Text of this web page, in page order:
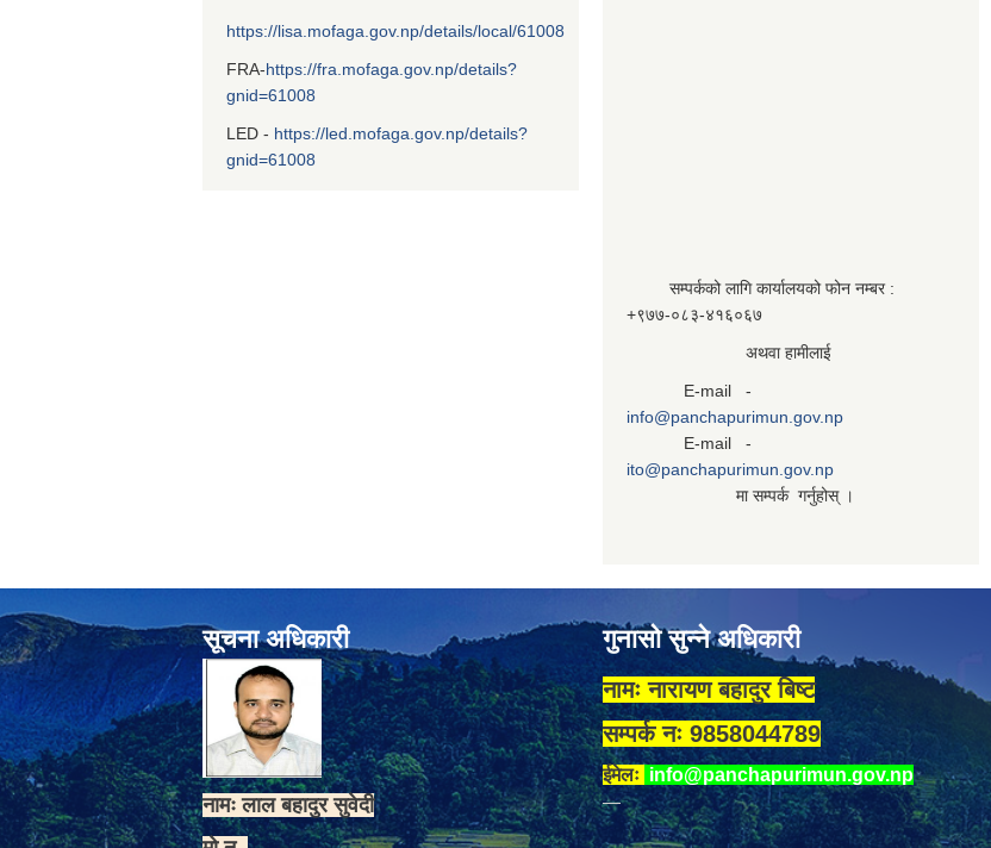
https://lisa.mofaga.gov.np/details/local/61008
FRA-https://fra.mofaga.gov.np/details?
gnid=61008
LED - https://led.mofaga.gov.np/details?
gnid=61008
सम्पर्कको लागि कार्यालयको फोन नम्बर :
+९७७-०८३‍-४१६०६७
अथवा हामीलाई
E-mail -
info@panchapurimun.gov.np
E-mail -
ito@panchapurimun.gov.np
मा सम्पर्क गर्नुहोस् ।
सूचना अधिकारी
नामः लाल बहादुर सुवेदी
गुनासो सुन्ने अधिकारी
नामः नारायण बहादुर बिष्ट
सम्पर्क नः 9858044789
ईमेलः info@panchapurimun.gov.np